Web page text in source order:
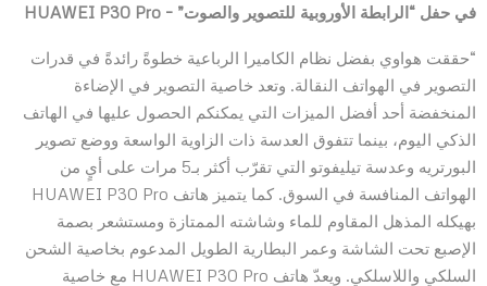
في حفل “الرابطة الأوروبية للتصوير والصوت” – HUAWEI P30 Pro
“حققت هواوي بفضل نظام الكاميرا الرباعية خطوةً رائدةً في قدرات
التصوير في الهواتف النقالة. وتعد خاصية التصوير في الإضاءة
المنخفضة أحد أفضل الميزات التي يمكنكم الحصول عليها في الهاتف
الذكي اليوم، بينما تتفوق العدسة ذات الزاوية الواسعة ووضع تصوير
البورتريه وعدسة تيليفوتو التي تقرّب أكثر بـ5 مرات على أيٍ من
الهواتف المنافسة في السوق. كما يتميز هاتف HUAWEI P30 Pro
بهيكله المذهل المقاوم للماء وشاشته الممتازة ومستشعر بصمة
الإصبع تحت الشاشة وعمر البطارية الطويل المدعوم بخاصية الشحن
السلكي واللاسلكي. ويعدّ هاتف HUAWEI P30 Pro مع خاصية